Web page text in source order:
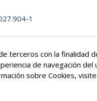
1
terceros con la finalidad
de navegación
sobre Cookies,